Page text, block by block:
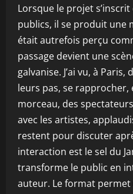
Lorsque le projet
publics, il se produit une
était autrefois perçu
passage devient une
galvanise. J’ai vu, à
leurs pas, se rapprocher,
morceau, des
avec les artistes,
restent pour discuter
interaction est le sel du
transforme le public en
auteur. Le format